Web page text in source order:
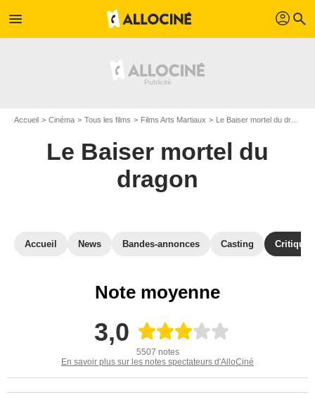
menu profil search
Accueil Cinéma Tous les films Films Arts Martiaux Le Baiser mortel du dragon
Le Baiser mortel du
dragon
Accueil News Bandes-annonces Casting
Note moyenne
3,0
5507 notes
En savoir plus sur les notes spectateurs d'AlloCiné